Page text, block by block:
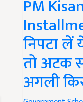
PM
निपटा लें
तो अटक
अगली